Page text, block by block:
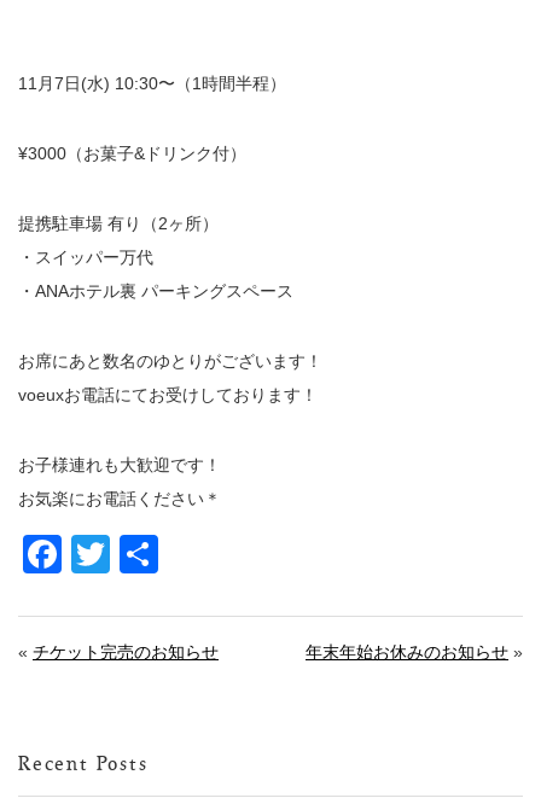
11月7日(水) 10:30〜（1時間半程）
¥3000（お菓子&ドリンク付）
提携駐車場 有り（2ヶ所）
・スイッパー万代
・ANAホテル裏 パーキングスペース
お席にあと数名のゆとりがございます！
voeuxお電話にてお受けしております！
お子様連れも大歓迎です！
お気楽にお電話ください＊
Facebook
Twitter
« チケット完売のお知らせ 年末年始お休みのお知らせ »
Recent Posts